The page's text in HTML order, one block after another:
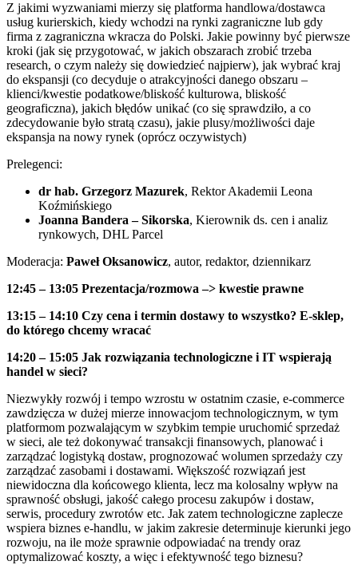
Z jakimi wyzwaniami mierzy się platforma handlowa/dostawca
usług kurierskich, kiedy wchodzi na rynki zagraniczne lub gdy
firma z zagraniczna wkracza do Polski. Jakie powinny być pierwsze
kroki (jak się przygotować, w jakich obszarach zrobić trzeba
research, o czym należy się dowiedzieć najpierw), jak wybrać kraj
do ekspansji (co decyduje o atrakcyjności danego obszaru –
klienci/kwestie podatkowe/bliskość kulturowa, bliskość
geograficzna), jakich błędów unikać (co się sprawdziło, a co
zdecydowanie było stratą czasu), jakie plusy/możliwości daje
ekspansja na nowy rynek (oprócz oczywistych)
Prelegenci:
dr hab. Grzegorz Mazurek, Rektor Akademii Leona
Koźmińskiego
Joanna Bandera – Sikorska, Kierownik ds. cen i analiz
rynkowych, DHL Parcel
Moderacja: Paweł Oksanowicz, autor, redaktor, dziennikarz
12:45 – 13:05 Prezentacja/rozmowa –> kwestie prawne
13:15 – 14:10 Czy cena i termin dostawy to wszystko? E-sklep,
do którego chcemy wracać
14:20 – 15:05 Jak rozwiązania technologiczne i IT wspierają
handel w sieci?
Niezwykły rozwój i tempo wzrostu w ostatnim czasie, e-commerce
zawdzięcza w dużej mierze innowacjom technologicznym, w tym
platformom pozwalającym w szybkim tempie uruchomić sprzedaż
w sieci, ale też dokonywać transakcji finansowych, planować i
zarządzać logistyką dostaw, prognozować wolumen sprzedaży czy
zarządzać zasobami i dostawami. Większość rozwiązań jest
niewidoczna dla końcowego klienta, lecz ma kolosalny wpływ na
sprawność obsługi, jakość całego procesu zakupów i dostaw,
serwis, procedury zwrotów etc. Jak zatem technologiczne zaplecze
wspiera biznes e-handlu, w jakim zakresie determinuje kierunki jego
rozwoju, na ile może sprawnie odpowiadać na trendy oraz
optymalizować koszty, a więc i efektywność tego biznesu?